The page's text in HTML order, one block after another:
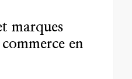
marques
commerce en